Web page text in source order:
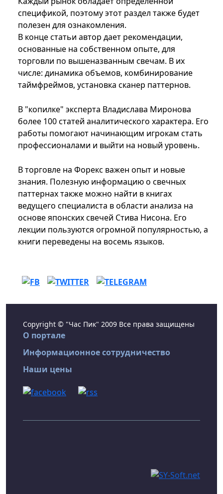
спецификой, поэтому этот раздел также будет
полезен для ознакомления.
В конце статьи автор дает рекомендации,
основанные на собственном опыте, для
торговли по вышеназванным свечам. В их
числе: динамика объемов, комбинирование
таймфреймов, установка сканер паттернов.
В "копилке" эксперта Владислава Миронова
более 100 статей аналитического характера. Его
работы помогают начинающим игрокам стать
профессионалами и выйти на новый уровень.
В торговле на Форекс важен опыт и новые
знания. Полезную информацию о свечных
паттернах также можно найти в книгах
ведущего специалиста в области анализа на
основе японских свечей Стива Нисона. Его
лекции пользуются огромной популярностью, а
книги переведены на восемь языков.
Copyright © "Час Пик" 2009 Все права защищены
О портале
Информационное сотрудничество
Наши цены